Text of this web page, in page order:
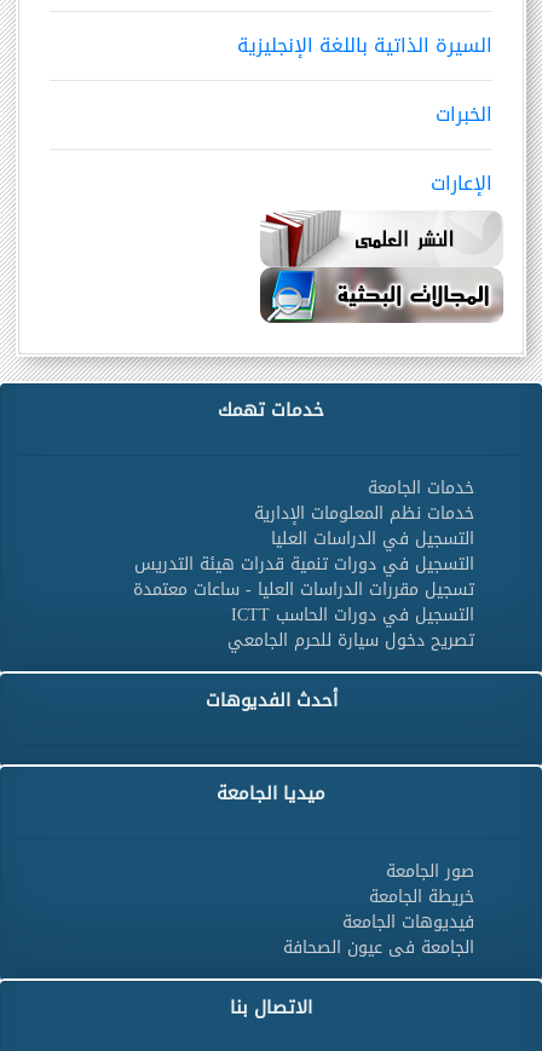
السيرة الذاتية باللغة الإنجليزية
الخبرات
الإعارات
خدمات تهمك
خدمات الجامعة
خدمات نظم المعلومات الإدارية
التسجيل في الدراسات العليا
التسجيل في دورات تنمية قدرات هيئة التدريس
تسجيل مقررات الدراسات العليا - ساعات معتمدة
التسجيل في دورات الحاسب ICTT
تصريح دخول سيارة للحرم الجامعي
أحدث الفديوهات
ميديا الجامعة
صور الجامعة
خريطة الجامعة
فيديوهات الجامعة
الجامعة فى عيون الصحافة
الاتصال بنا